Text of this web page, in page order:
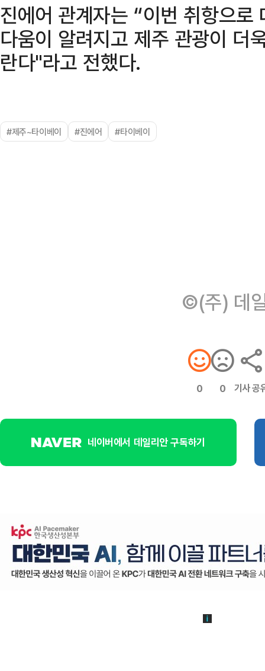
진에어 관계자는 “이번 취항으
다움이 알려지고 제주 관광이 더
란다"라고 전했다.
#제주~타이베이 #진에어 #타이베이
©(주) 데
0 0 기사 공
네이버에서 데일리안 구독하기